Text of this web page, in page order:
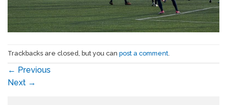
Trackbacks are closed, but you can post a comment
← Previous
Next →